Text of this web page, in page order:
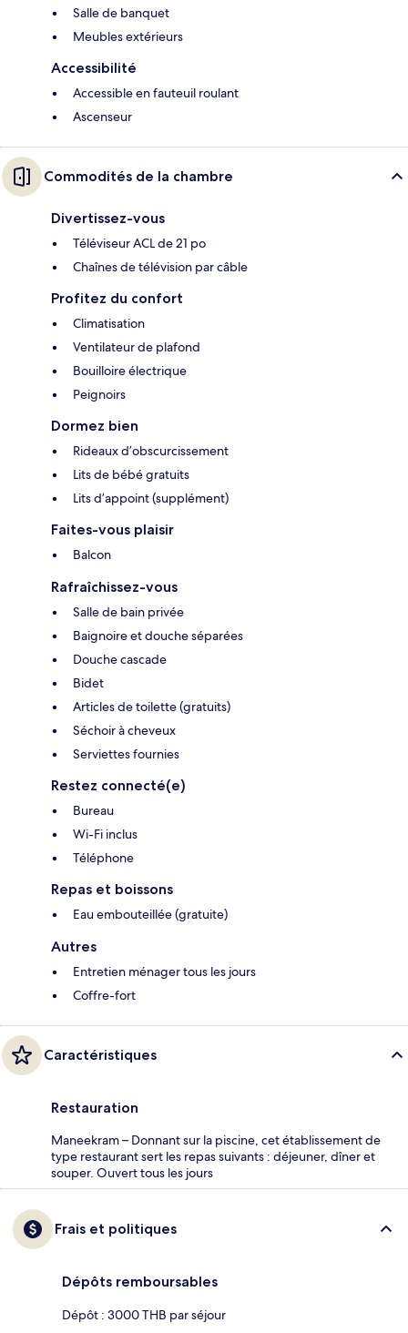
Salle de banquet
Meubles extérieurs
Accessibilité
Accessible en fauteuil roulant
Ascenseur
Commodités de la chambre
Divertissez-vous
Téléviseur ACL de 21 po
Chaînes de télévision par câble
Profitez du confort
Climatisation
Ventilateur de plafond
Bouilloire électrique
Peignoirs
Dormez bien
Rideaux d’obscurcissement
Lits de bébé gratuits
Lits d’appoint (supplément)
Faites-vous plaisir
Balcon
Rafraîchissez-vous
Salle de bain privée
Baignoire et douche séparées
Douche cascade
Bidet
Articles de toilette (gratuits)
Séchoir à cheveux
Serviettes fournies
Restez connecté(e)
Bureau
Wi-Fi inclus
Téléphone
Repas et boissons
Eau embouteillée (gratuite)
Autres
Entretien ménager tous les jours
Coffre-fort
Caractéristiques
Restauration
Maneekram – Donnant sur la piscine, cet établissement de
type restaurant sert les repas suivants : déjeuner, dîner et
souper. Ouvert tous les jours
Frais et politiques
Dépôts remboursables
Dépôt : 3000 THB par séjour